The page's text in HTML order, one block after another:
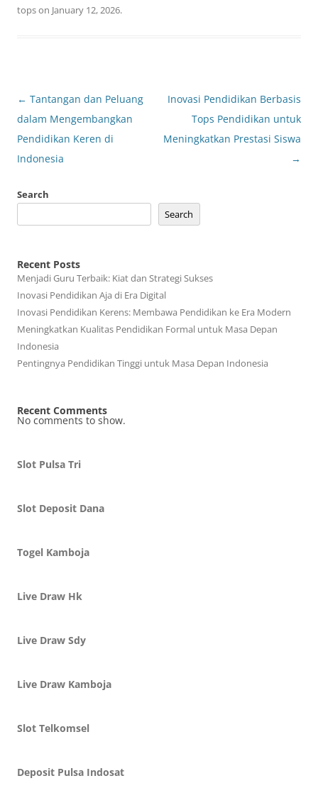
topson January 12, 2026.
Post
navigation
← Tantangan dan Peluang
dalam Mengembangkan
Pendidikan Keren di
Indonesia
Inovasi Pendidikan Berbasis
Tops Pendidikan untuk
Meningkatkan Prestasi Siswa
→
Search
Search
Recent Posts
Menjadi Guru Terbaik: Kiat dan Strategi Sukses
Inovasi Pendidikan Aja di Era Digital
Inovasi Pendidikan Kerens: Membawa Pendidikan ke Era Modern
Meningkatkan Kualitas Pendidikan Formal untuk Masa Depan
Indonesia
Pentingnya Pendidikan Tinggi untuk Masa Depan Indonesia
Recent Comments
No comments to show.
Slot Pulsa Tri
Slot Deposit Dana
Togel Kamboja
Live Draw Hk
Live Draw Sdy
Live Draw Kamboja
Slot Telkomsel
Deposit Pulsa Indosat